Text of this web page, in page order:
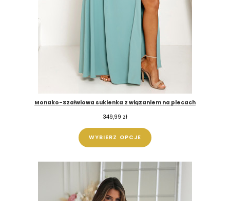
Monako-Szałwiowa sukienka z wiązaniem na plecach
349,99 zł
WYBIERZ OPCJE